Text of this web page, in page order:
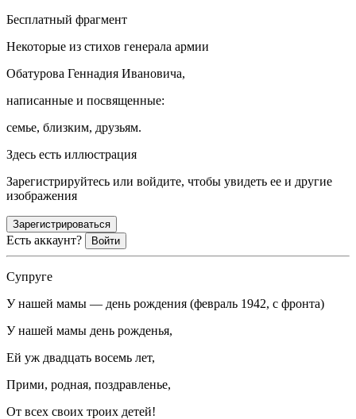
Бесплатный фрагмент
Некоторые из стихов генерала армии
Обатурова Геннадия Ивановича,
написанные и посвященные:
семье, близким, друзьям.
Здесь есть иллюстрация
Зарегистрируйтесь или войдите, чтобы увидеть ее и другие
изображения
Зарегистрироваться
Есть аккаунт? Войти
Супруге
У нашей мамы — день рождения (февраль 1942, с фронта)
У нашей мамы день рожденья,
Ей уж двадцать восемь лет,
Прими, родная, поздравленье,
От всех своих троих детей!